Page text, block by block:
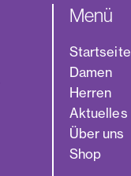
Menü
Startseite
Damen
Herren
Aktuelles
Über uns
Shop